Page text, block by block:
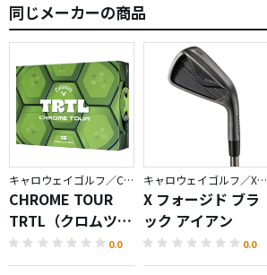
同じメーカーの商品
キャロウェイゴルフ／CHROME
CHROME TOUR
TRTL（クロムツア
ータートル）ボー
ル
0.0
キャロウェイゴルフ／X FORGED
X フォージド ブラ
ック アイアン
0.0